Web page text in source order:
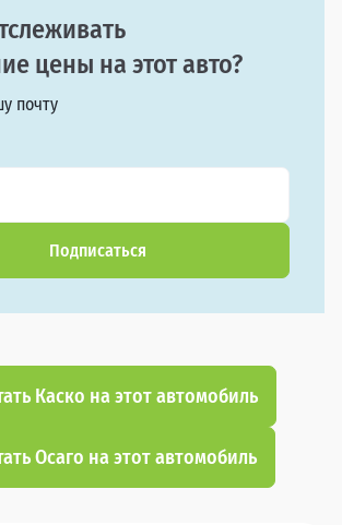
цены на этот авто?
почту
Подписаться
Каско на этот автомобиль
Осаго на этот автомобиль